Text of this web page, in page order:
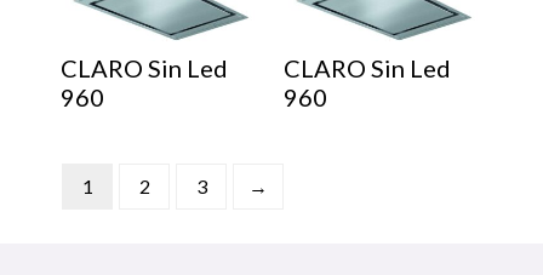
CLARO Sin Led
960
CLARO Sin Led
960
1 2 3 →